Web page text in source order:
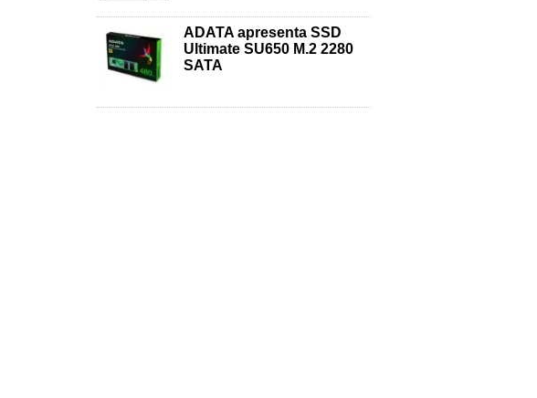
ADATA apresenta SSD
Ultimate SU650 M.2 2280
SATA